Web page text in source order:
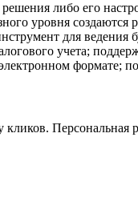
либо его
уровня создаются
для
учета;
формате;
Персональная